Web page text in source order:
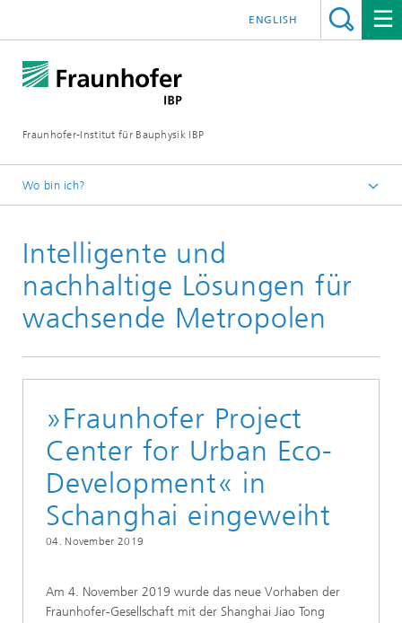
Fraunhofer-Institut für Bauphysik IBP
ENGLISH
Wo bin ich?
Intelligente und
nachhaltige Lösungen für
wachsende Metropolen
»Fraunhofer Project
Center for Urban Eco-
Development« in
Schanghai eingeweiht
04. November 2019
Am 4. November 2019 wurde das neue Vorhaben der
Fraunhofer-Gesellschaft mit der Shanghai Jiao Tong